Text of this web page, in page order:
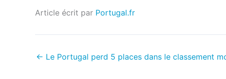
Article écrit par Portugal.fr
← Le Portugal perd 5 places dans le classement